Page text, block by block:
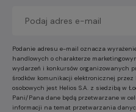
Podanie adresu e-mail oznacza
handlowych o charakterze
wydarzeń i konkursów organizowanych
środków komunikacji elektronicznej
osobowych jest Helios S.A. z siedzibą w
Pani/Pana dane będą przetwarzane w
informacji na temat przetwarzania